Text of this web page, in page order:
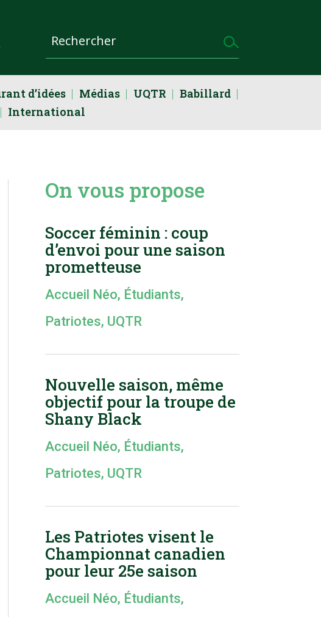
d’idées Médias UQTR
Babillard
International
On vous propose
Soccer féminin : coup
d’envoi pour une saison
prometteuse
Accueil Néo, Étudiants,
Patriotes, UQTR
Nouvelle saison, même
objectif pour la troupe de
Shany Black
Accueil Néo, Étudiants,
Patriotes, UQTR
Les Patriotes visent le
Championnat canadien
pour leur 25e saison
Accueil Néo, Étudiants,